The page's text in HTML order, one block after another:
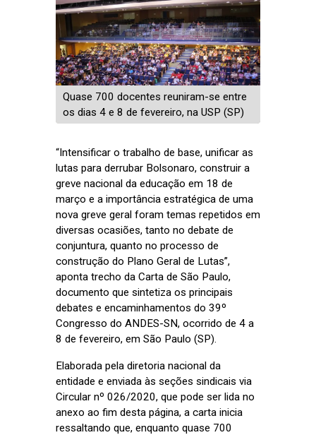
Quase 700 docentes reuniram-se entre
os dias 4 e 8 de fevereiro, na USP (SP)
“Intensificar o trabalho de base, unificar as
lutas para derrubar Bolsonaro, construir a
greve nacional da educação em 18 de
março e a importância estratégica de uma
nova greve geral foram temas repetidos em
diversas ocasiões, tanto no debate de
conjuntura, quanto no processo de
construção do Plano Geral de Lutas”,
aponta trecho da Carta de São Paulo,
documento que sintetiza os principais
debates e encaminhamentos do 39º
Congresso do ANDES-SN, ocorrido de 4 a
8 de fevereiro, em São Paulo (SP).
Elaborada pela diretoria nacional da
entidade e enviada às seções sindicais via
Circular nº 026/2020, que pode ser lida no
anexo ao fim desta página, a carta inicia
ressaltando que, enquanto quase 700